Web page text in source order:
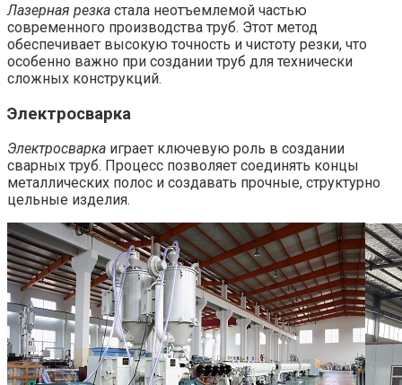
Лазерная резка стала неотъемлемой частью
современного производства труб. Этот метод
обеспечивает высокую точность и чистоту резки, что
особенно важно при создании труб для технически
сложных конструкций.
Электросварка
Электросварка играет ключевую роль в создании
сварных труб. Процесс позволяет соединять концы
металлических полос и создавать прочные, структурно
цельные изделия.